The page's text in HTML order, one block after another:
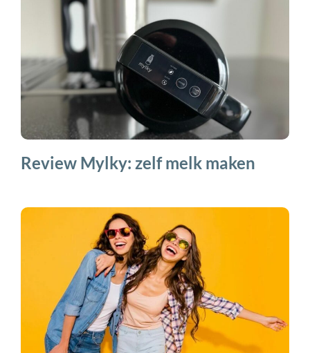
Review Mylky: zelf melk maken